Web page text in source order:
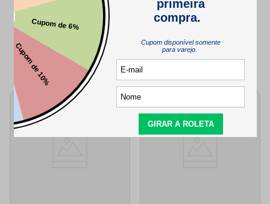
QUEM VIU,TAMBÉM VIU..